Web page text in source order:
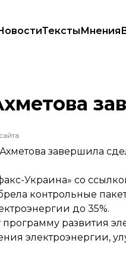
ТекстыМнения
двух облэнерго
завершила
Украина» со
контрольные
до 35%.
программу развития
электроэнергии,